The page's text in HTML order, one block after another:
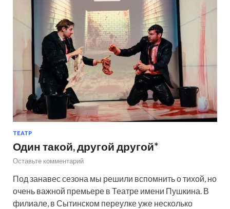
ТЕАТР
Один такой, другой другой*
Оставьте комментарий
Под занавес сезона мы решили вспомнить о тихой, но
очень важной премьере в Театре имени Пушкина. В
филиале, в Сытинском переулке уже несколько